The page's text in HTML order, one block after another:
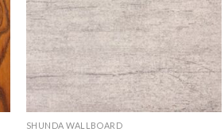
SHUNDA WALLBOARD